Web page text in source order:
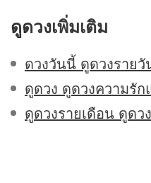
ดูดวงเพิ่มเติม
ดวงวันนี้ ดูดวงรายวั
ดูดวง ดูดวงความรั
ดูดวงรายเดือน ดูดว